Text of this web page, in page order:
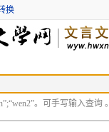
换
。可手写输入查询 。